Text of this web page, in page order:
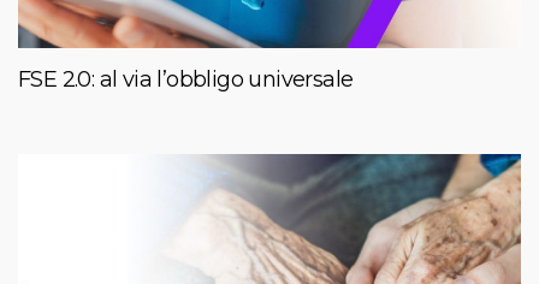
FSE 2.0: al via l’obbligo universale